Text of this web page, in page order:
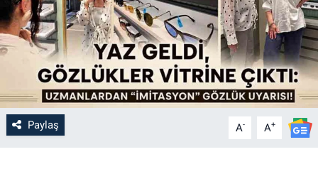
Paylaş A- A+